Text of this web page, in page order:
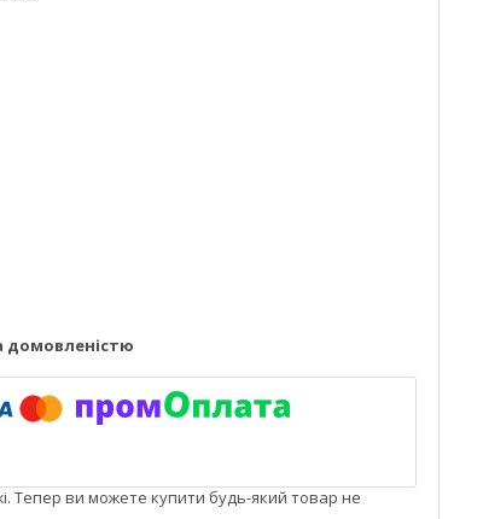
домовленістю
Тепер ви можете купити будь-який товар не